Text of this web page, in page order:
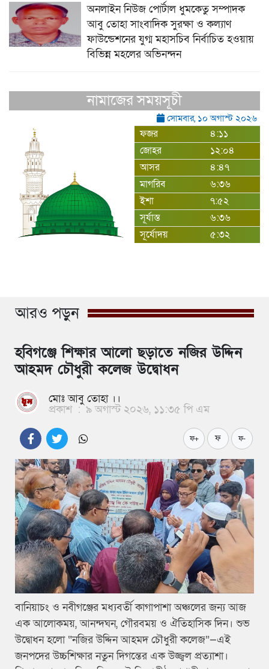
অনলাইন নিউজ পোর্টাল ধুমকেতু সম্পাদক
আবু তোহা সাংবাদিক সুরক্ষা ও কল্যাণ
ফাউন্ডেশনের যুগ্ম মহাসচিব নির্বাচিত হওয়ায়
বিভিন্ন মহলের অভিনন্দন
নামাজের সময়সূচী
সোমবার, ১০ অগাস্ট ২০২৬
ফজর
৪:১১
জোহর
১২:০৪
আসর
৪:৪৭
মাগরিব
৬:৩৬
ইশা
৭:৫২
সূর্যাস্ত
৬:৩৬
সূর্যোদয়
৫:৩২
আরও পড়ুন
হবিগঞ্জে শিক্ষার আলো ছড়াতে নজির উদ্দিন
আহমদ চৌধুরী কলেজ উদ্বোধন
মোঃ আবু তোহা ।।
প্রকাশ : ৯ অগাস্ট ২০২৬, ১১:৩৫ পি এম
ফ+ ফ ফ-
বানিয়াচং ও নবীগঞ্জের মধ্যবর্তী কাগাপাশা অঞ্চলের জন্য আজ
এক আলোকময়, আনন্দঘন, গৌরবময় ও ঐতিহাসিক দিন। শুভ
উদ্বোধন হলো “নজির উদ্দিন আহমদ চৌধুরী কলেজ”—এই
জনপদের উচ্চশিক্ষার নতুন দিগন্তের এক উজ্জ্বল প্রত্যাশা।